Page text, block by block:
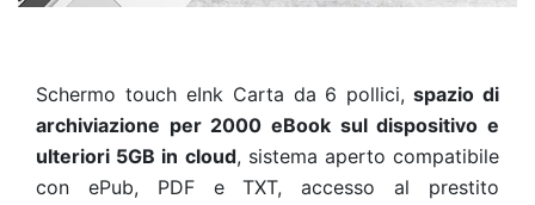
Schermo touch eInk Carta da 6 pollici, spazio di
archiviazione per 2000 eBook sul dispositivo e
ulteriori 5GB in cloud, sistema aperto compatibile
con ePub, PDF e TXT, accesso al prestito